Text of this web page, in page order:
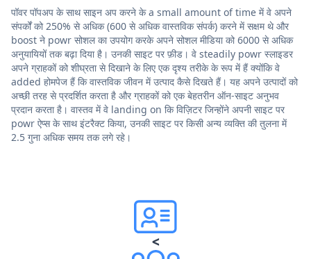
पॉवर पॉपअप के साथ साइन अप करने के a small amount of time में वे अपने
संपर्कों को 250% से अधिक (600 से अधिक वास्तविक संपर्क) करने में सक्षम थे और
boost ने powr सोशल का उपयोग करके अपने सोशल मीडिया को 6000 से अधिक
अनुयायियों तक बढ़ा दिया है। उनकी साइट पर फ़ीड। वे steadily powr स्लाइडर
अपने ग्राहकों को शीघ्रता से दिखाने के लिए एक दृश्य तरीके के रूप में हैं क्योंकि वे
added होमपेज हैं कि वास्तविक जीवन में उत्पाद कैसे दिखते हैं। यह अपने उत्पादों को
अच्छी तरह से प्रदर्शित करता है और ग्राहकों को एक बेहतरीन ऑन-साइट अनुभव
प्रदान करता है। वास्तव में वे landing on कि विज़िटर जिन्होंने अपनी साइट पर
powr ऐप्स के साथ इंटरैक्ट किया, उनकी साइट पर किसी अन्य व्यक्ति की तुलना में
2.5 गुना अधिक समय तक लगे रहे।
<